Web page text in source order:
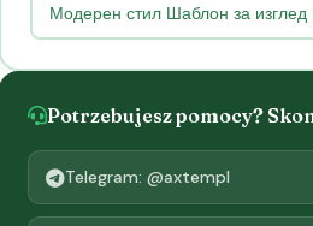
Модерен стил Шаблон за
Potrzebujesz pomocy?
Telegram: @axtempl